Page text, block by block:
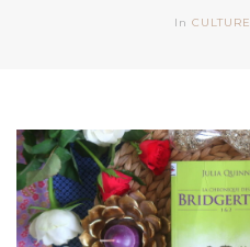
In CULTURE